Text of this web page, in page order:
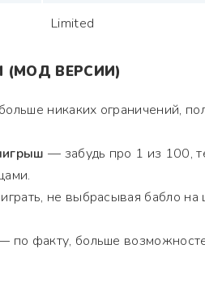
Limited
(МОД ВЕРСИИ)
никаких ограничений,
— забудь про 1 из 100,
не выбрасывая бабло на
по факту, больше